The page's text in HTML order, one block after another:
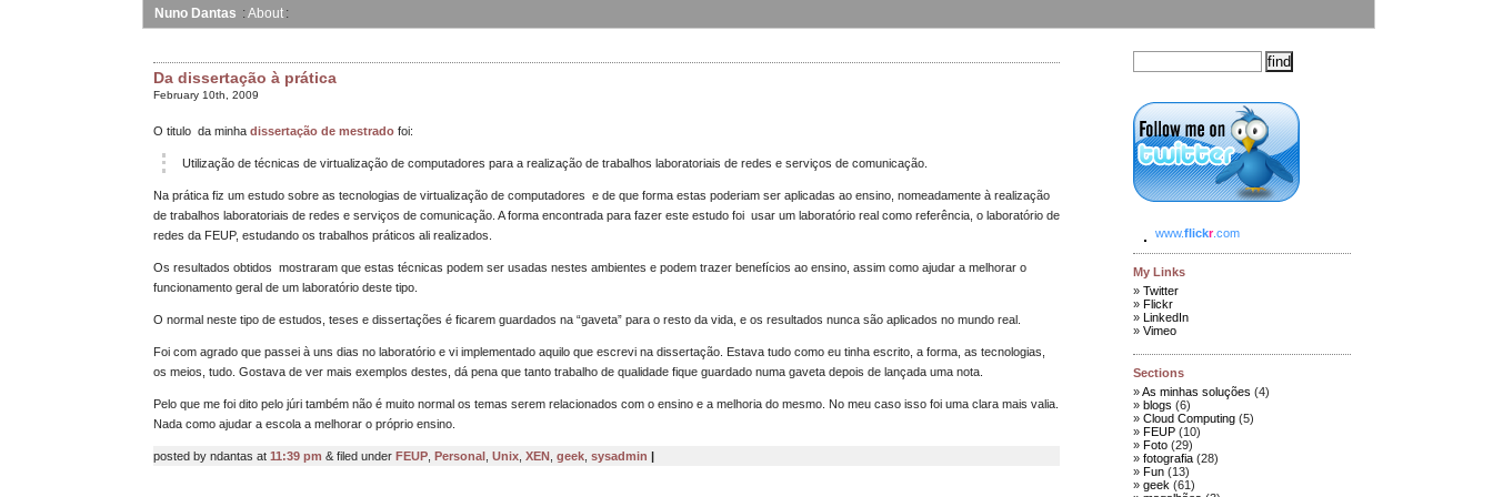
Nuno Dantas About
Da dissertação à prática
February 10th, 2009
O titulo da minha dissertação de mestradofoi:
Utilização de técnicas de virtualização de computadores para a realização de trabalhos laboratoriais de redes e serviços de comunicação.
Na prática fiz um estudo sobre as tecnologias de virtualização de computadores e de que forma estas poderiam ser aplicadas ao ensino, nomeadamente à realização
de trabalhos laboratoriais de redes e serviços de comunicação. A forma encontrada para fazer este estudo foi usar um laboratório real como referência, o laboratório de
redes da FEUP, estudando os trabalhos práticos ali realizados.
Os resultados obtidos mostraram que estas técnicas podem ser usadas nestes ambientes e podem trazer benefícios ao ensino, assim como ajudar a melhorar o
funcionamento geral de um laboratório deste tipo.
O normal neste tipo de estudos, teses e dissertações é ficarem guardados na “gaveta” para o resto da vida, e os resultados nunca são aplicados no mundo real.
Foi com agrado que passei à uns dias no laboratório e vi implementado aquilo que escrevi na dissertação. Estava tudo como eu tinha escrito, a forma, as tecnologias,
os meios, tudo. Gostava de ver mais exemplos destes, dá pena que tanto trabalho de qualidade fique guardado numa gaveta depois de lançada uma nota.
Pelo que me foi dito pelo júri também não é muito normal os temas serem relacionados com o ensino e a melhoria do mesmo. No meu caso isso foi uma clara mais valia.
Nada como ajudar a escola a melhorar o próprio ensino.
posted by ndantas at 11:39 pm & filed under FEUP, Personal, Unix, XEN, geek, sysadmin |
www.flickr.com
My Links
Twitter
Flickr
LinkedIn
Vimeo
Sections
As minhas soluções (4)
blogs (6)
Cloud Computing (5)
FEUP (10)
Foto (29)
fotografia (28)
Fun (13)
geek (61)